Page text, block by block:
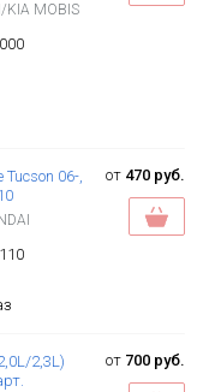
KIA MOBIS
06-,
от 470 руб.
2,3L)
от 700 руб.